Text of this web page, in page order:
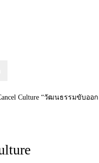
Culture “วัฒนธรรมขับออก